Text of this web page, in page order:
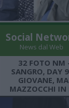
Social
News dal Web
32 FOTO NM
SANGRO, DAY
GIOVANE,
MAZZOCCHI IN